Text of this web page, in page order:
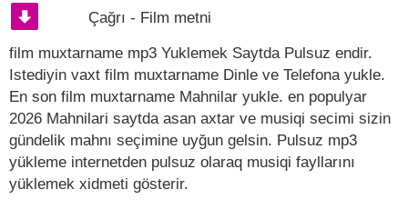
Çağrı - Film metni
film muxtarname mp3 Yuklemek Saytda Pulsuz endir.
Istediyin vaxt film muxtarname Dinle ve Telefona yukle.
En son film muxtarname Mahnilar yukle. en populyar
2026 Mahnilari saytda asan axtar ve musiqi secimi sizin
gündelik mahnı seçimine uyğun gelsin. Pulsuz mp3
yükleme internetden pulsuz olaraq musiqi fayllarını
yüklemek xidmeti gösterir.